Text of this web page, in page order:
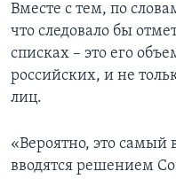
Вместе с тем, по
что следовало бы
списках – это его
российских, и не
лиц.
«Вероятно, это
вводятся решением